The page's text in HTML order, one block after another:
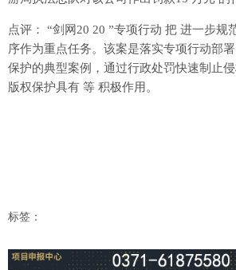
点评： “剑网20 20 ”专项行动 把 进一步规
序作为重点任务。该案是落实专项行动部
保护的典型案例，通过行政处罚快速制止
版权保护具有 等 积极作用。
标签：